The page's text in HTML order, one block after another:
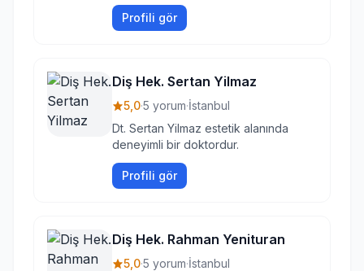
Profili gör
Diş Hek. Sertan Yilmaz
5,0·5 yorum·İstanbul
Dt. Sertan Yilmaz estetik alanında
deneyimli bir doktordur.
Profili gör
Diş Hek. Rahman Yenituran
5,0·5 yorum·İstanbul